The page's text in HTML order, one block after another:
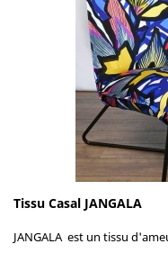
Tissu Casal JANGALA
JANGALA est un tissu